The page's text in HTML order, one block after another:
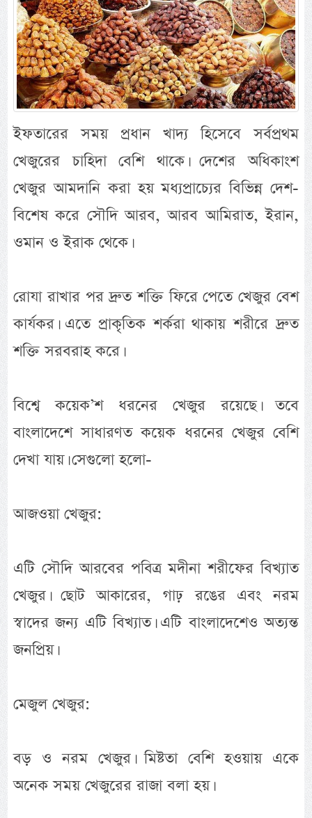
ইফতারের সময় প্রধান খাদ্য হিসেবে সর্বপ্রথম
খেজুরের চাহিদা বেশি থাকে। দেশের অধিকাংশ
খেজুর আমদানি করা হয় মধ্যপ্রাচ্যের বিভিন্ন দেশ-
বিশেষ করে সৌদি আরব, আরব আমিরাত, ইরান,
ওমান ও ইরাক থেকে।
রোযা রাখার পর দ্রুত শক্তি ফিরে পেতে খেজুর বেশ
কার্যকর। এতে প্রাকৃতিক শর্করা থাকায় শরীরে দ্রুত
শক্তি সরবরাহ করে।
বিশ্বে কয়েক’শ ধরনের খেজুর রয়েছে। তবে
বাংলাদেশে সাধারণত কয়েক ধরনের খেজুর বেশি
দেখা যায়। সেগুলো হলো-
আজওয়া খেজুর:
এটি সৌদি আরবের পবিত্র মদীনা শরীফের বিখ্যাত
খেজুর। ছোট আকারের, গাঢ় রঙের এবং নরম
স্বাদের জন্য এটি বিখ্যাত। এটি বাংলাদেশেও অত্যন্ত
জনপ্রিয়।
মেজুল খেজুর:
বড় ও নরম খেজুর। মিষ্টতা বেশি হওয়ায় একে
অনেক সময় খেজুরের রাজা বলা হয়।